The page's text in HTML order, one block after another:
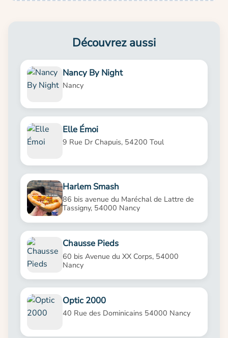
Découvrez aussi
Nancy By Night
Nancy
Elle Émoi
9 Rue Dr Chapuis, 54200 Toul
Harlem Smash
86 bis avenue du Maréchal de Lattre de
Tassigny, 54000 Nancy
Chausse Pieds
60 bis Avenue du XX Corps, 54000
Nancy
Optic 2000
40 Rue des Dominicains 54000 Nancy